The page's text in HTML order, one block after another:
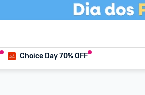
Choice Day 70% OFF